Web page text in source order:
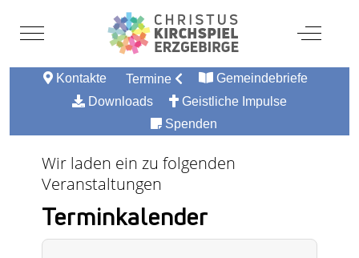
Mobile Menu Toggle Off-
Kontakte Termine
Gemeindebriefe
Downloads
Geistliche Impulse
Spenden
Wir laden ein zu folgenden
Veranstaltungen
Terminkalender